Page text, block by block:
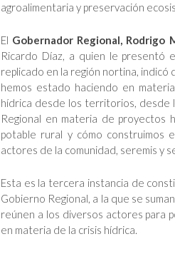
agroalimentaria y preservación
El Gobernador Regional, Rodrigo
Ricardo Díaz, a quien le
replicado en la región nortina,
hemos estado haciendo en
hídrica desde los territorios, desde
Regional en materia de proyectos
potable rural y cómo construimos
actores de la comunidad, seremis y
Esta es la tercera instancia de
Gobierno Regional, a la que se
reúnen a los diversos actores para
en materia de la crisis hídrica.